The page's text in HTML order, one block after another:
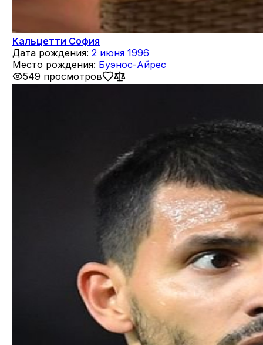
Кальцетти София
Дата рождения: 2 июня 1996
Место рождения: Буэнос-Айрес
549 просмотров